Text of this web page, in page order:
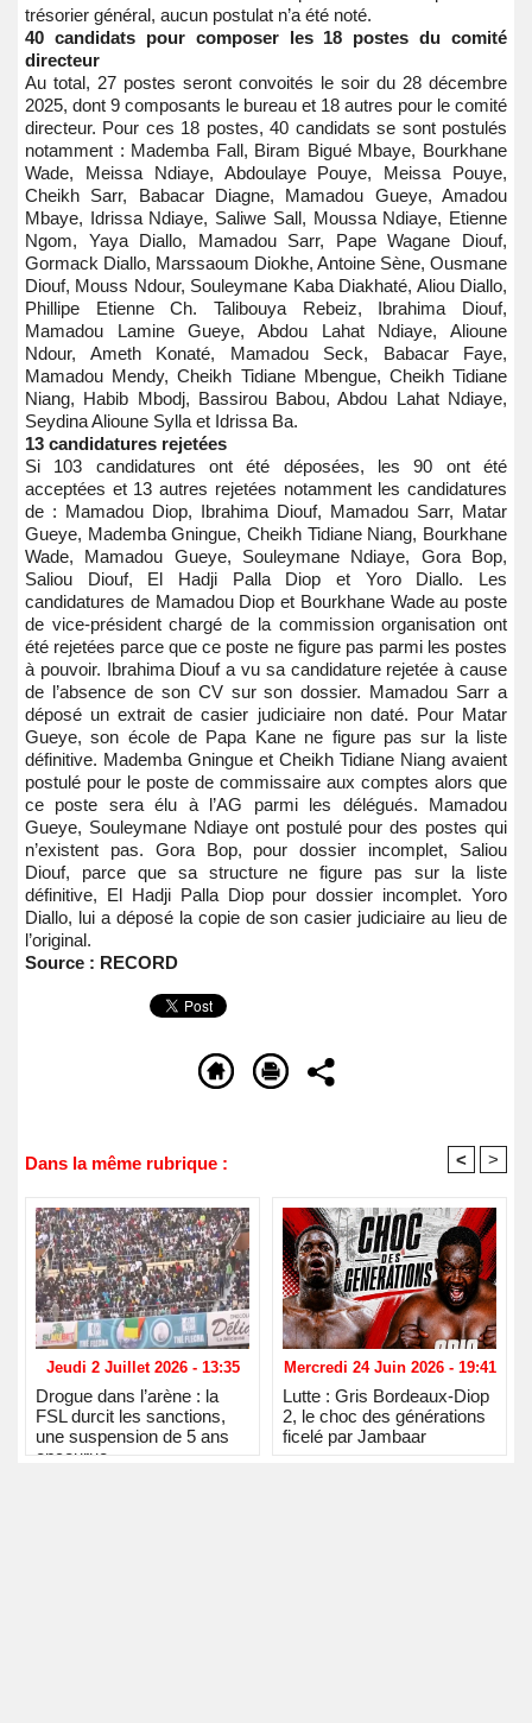
trésorier général, aucun postulat n’a été noté.
40 candidats pour composer les 18 postes du comité
directeur
Au total, 27 postes seront convoités le soir du 28 décembre
2025, dont 9 composants le bureau et 18 autres pour le comité
directeur. Pour ces 18 postes, 40 candidats se sont postulés
notamment : Mademba Fall, Biram Bigué Mbaye, Bourkhane
Wade, Meissa Ndiaye, Abdoulaye Pouye, Meissa Pouye,
Cheikh Sarr, Babacar Diagne, Mamadou Gueye, Amadou
Mbaye, Idrissa Ndiaye, Saliwe Sall, Moussa Ndiaye, Etienne
Ngom, Yaya Diallo, Mamadou Sarr, Pape Wagane Diouf,
Gormack Diallo, Marssaoum Diokhe, Antoine Sène, Ousmane
Diouf, Mouss Ndour, Souleymane Kaba Diakhaté, Aliou Diallo,
Phillipe Etienne Ch. Talibouya Rebeiz, Ibrahima Diouf,
Mamadou Lamine Gueye, Abdou Lahat Ndiaye, Alioune
Ndour, Ameth Konaté, Mamadou Seck, Babacar Faye,
Mamadou Mendy, Cheikh Tidiane Mbengue, Cheikh Tidiane
Niang, Habib Mbodj, Bassirou Babou, Abdou Lahat Ndiaye,
Seydina Alioune Sylla et Idrissa Ba.
13 candidatures rejetées
Si 103 candidatures ont été déposées, les 90 ont été
acceptées et 13 autres rejetées notamment les candidatures
de : Mamadou Diop, Ibrahima Diouf, Mamadou Sarr, Matar
Gueye, Mademba Gningue, Cheikh Tidiane Niang, Bourkhane
Wade, Mamadou Gueye, Souleymane Ndiaye, Gora Bop,
Saliou Diouf, El Hadji Palla Diop et Yoro Diallo. Les
candidatures de Mamadou Diop et Bourkhane Wade au poste
de vice-président chargé de la commission organisation ont
été rejetées parce que ce poste ne figure pas parmi les postes
à pouvoir. Ibrahima Diouf a vu sa candidature rejetée à cause
de l’absence de son CV sur son dossier. Mamadou Sarr a
déposé un extrait de casier judiciaire non daté. Pour Matar
Gueye, son école de Papa Kane ne figure pas sur la liste
définitive. Mademba Gningue et Cheikh Tidiane Niang avaient
postulé pour le poste de commissaire aux comptes alors que
ce poste sera élu à l’AG parmi les délégués. Mamadou
Gueye, Souleymane Ndiaye ont postulé pour des postes qui
n’existent pas. Gora Bop, pour dossier incomplet, Saliou
Diouf, parce que sa structure ne figure pas sur la liste
définitive, El Hadji Palla Diop pour dossier incomplet. Yoro
Diallo, lui a déposé la copie de son casier judiciaire au lieu de
l’original.
Source : RECORD
Dans la même rubrique : < >
Jeudi 2 Juillet 2026 - 13:35
Drogue dans l’arène : la
FSL durcit les sanctions,
une suspension de 5 ans
encourue
Mercredi 24 Juin 2026 - 19:41
Lutte : Gris Bordeaux-Diop
2, le choc des générations
ficelé par Jambaar